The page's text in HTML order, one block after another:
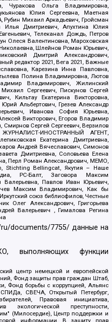
Чуракова Ольга Владимировна,
Юлия Сергеевна, Маетная
Рубин Михаил Аркадьевич, Гройсман
Илья Дмитриевич, Апухтина Юлия
Телеканал Дождь, Петров
Олеся Валентиновна, Мароховская
Шлейнов Роман Юрьевич,
Дмитрий Александрович,
редактор 2021, Вега 2021, Важные
Карезина Инна Павловна,
Полина Владимировна, Лютов
Владимирович, Жилинский
Сергеевич, Пискунов Сергей
Кильтау Екатерина Викторовна,
Альбертович, Грезев Александр
Иванова София Юрьевна,
Викторович, Егоров Владимир
Сергей Сергеевич, Верзилов
ИНОСТРАННЫЙ АГЕНТ,
Екатерина Дмитриевна,
Андрей Вячеславович, Симонов
Дмитриевна, Соловьева Елена
Перл Роман Александрович, МЕМО,
Stichting Bellingcat, Якутия – Наше
РС-Балт, Заговора Максим
Валерьевна, Павлов Иван Юрьевич,
Максим Владимирович, Как бы
союз библиофилов, Честные
Олег Александрович, Григорьева
Валерьевич , Гималова Регина
ru/documents/7755/ данные на
выполняющих функции
центр немецкой и европейской
Фонд защиты прав граждан Штаб,
Фонд борьбы с коррупцией, Альянс
СВЕЧА, Открытый Петербург,
Правовая инициатива,
экологической преступности,
(Милосердие), Центр поддержки и
информации, В защиту прав